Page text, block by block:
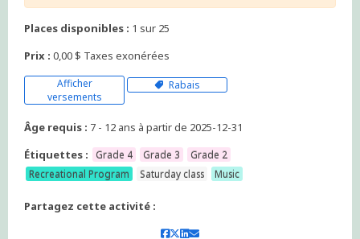
Places disponibles : 1 sur 25
Prix : 0,00 $ Taxes exonérées
Afficher
versements
Rabais
Âge requis : 7 - 12 ans à partir de 2025-12-31
Étiquettes :
Grade 4 Grade 3
Grade 2
Recreational Program
Saturday class Music
Partagez cette activité :